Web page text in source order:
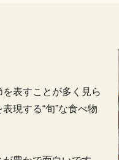
表すことが多く見ら
現する“旬”な食べ物